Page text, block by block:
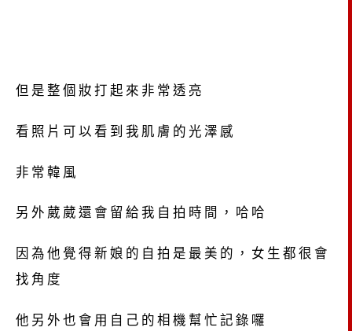
但是整個妝打起來非常透亮
看照片可以看到我肌膚的光澤感
非常韓風
另外葳葳還會留給我自拍時間，哈哈
因為他覺得新娘的自拍是最美的，女生都很會
找角度
他另外也會用自己的相機幫忙記錄囉